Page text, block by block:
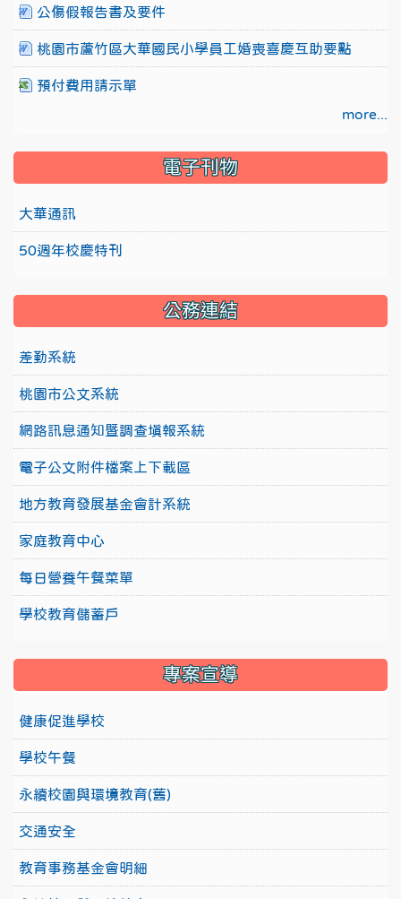
公傷假報告書及要件
桃園市蘆竹區大華國民小學員工婚喪喜慶互助要點
預付費用請示單
more...
電子刊物
大華通訊
50週年校慶特刊
公務連結
差勤系統
桃園市公文系統
網路訊息通知暨調查填報系統
電子公文附件檔案上下載區
地方教育發展基金會計系統
家庭教育中心
每日營養午餐菜單
學校教育儲蓄戶
專案宣導
健康促進學校
學校午餐
永續校園與環境教育(舊)
交通安全
教育事務基金會明細